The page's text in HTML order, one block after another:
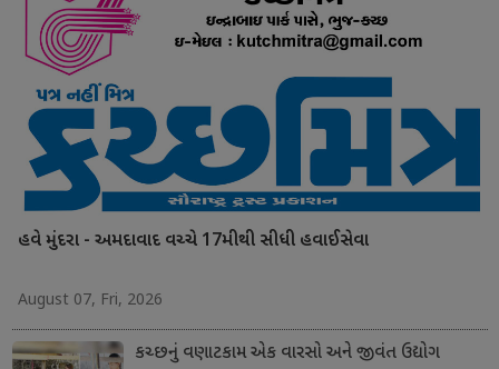
હવે મુંદરા - અમદાવાદ વચ્ચે 17મીથી સીધી હવાઈસેવા
August 07, Fri, 2026
કચ્છનું વણાટકામ એક વારસો અને જીવંત ઉદ્યોગ